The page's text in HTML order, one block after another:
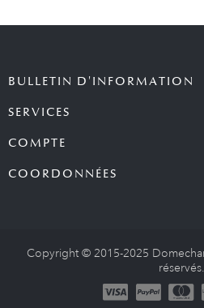
BULLETIN D'INFORMATION
SERVICES
COMPTE
COORDONNÉES
Copyright © 2015-2025
réservés.